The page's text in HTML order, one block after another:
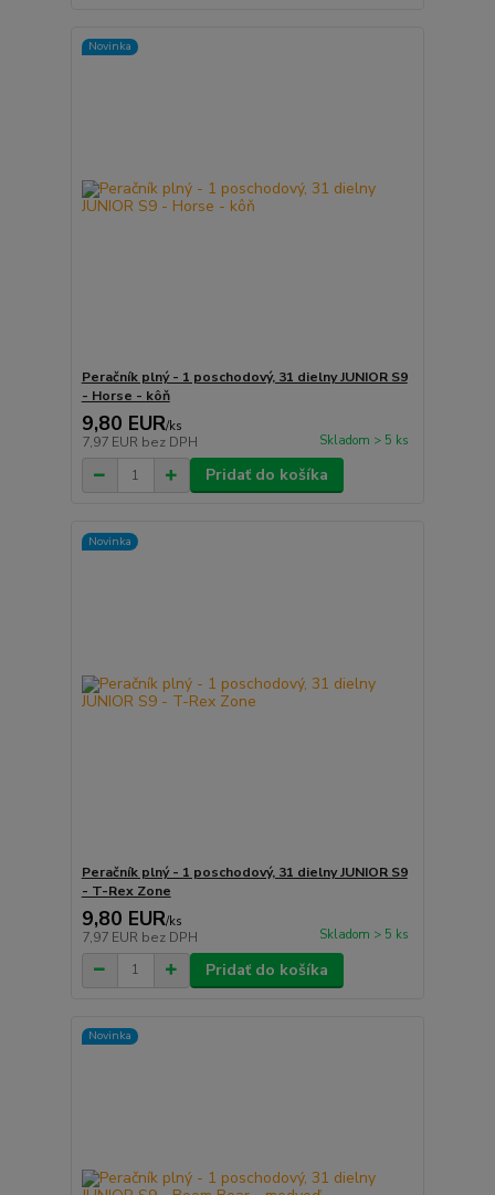
Novinka
Peračník plný - 1 poschodový, 31 dielny JUNIOR S9
- Horse - kôň
9,80 EUR/ks
7,97 EUR bez DPH Skladom > 5 ks
Pridať do košíka
Novinka
Peračník plný - 1 poschodový, 31 dielny JUNIOR S9
- T-Rex Zone
9,80 EUR/ks
7,97 EUR bez DPH Skladom > 5 ks
Pridať do košíka
Novinka